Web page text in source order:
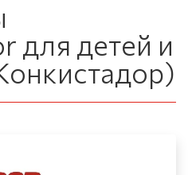
для детей и